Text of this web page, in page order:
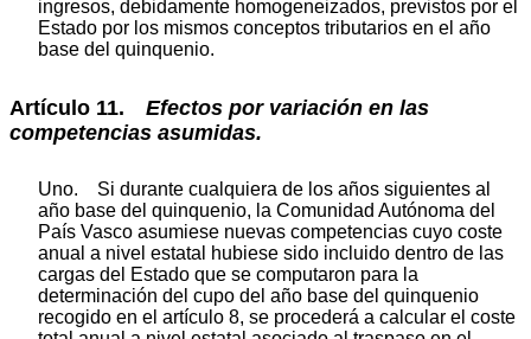
ingresos, debidamente homogeneizados, previstos por el
Estado por los mismos conceptos tributarios en el año
base del quinquenio.
Artículo 11. Efectos por variación en las
competencias asumidas.
Uno. Si durante cualquiera de los años siguientes al
año base del quinquenio, la Comunidad Autónoma del
País Vasco asumiese nuevas competencias cuyo coste
anual a nivel estatal hubiese sido incluido dentro de las
cargas del Estado que se computaron para la
determinación del cupo del año base del quinquenio
recogido en el artículo 8, se procederá a calcular el coste